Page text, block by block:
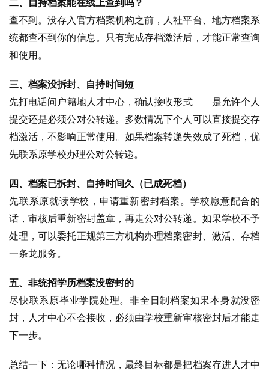
二、自持档案能在线上查到吗？
查不到。没存入官方档案机构之前，人社平台、地方档案系
统都查不到你的信息。只有完成存档激活后，才能正常查询
和使用。
三、档案没拆封、自持时间短
先打电话问户籍地人才中心，确认接收形式——是允许个人
提交还是必须公对公转递。多数情况下个人可以直接提交存
档激活，不影响正常使用。如果档案转递失效成了死档，优
先联系原学校办理公对公转递。
四、档案已拆封、自持时间久（已成死档）
先联系原就读学校，申请重新密封档案。学校愿意配合的
话，审核后重新密封盖章，再走公对公转递。如果学校不予
处理，可以委托正规第三方机构办理档案密封、激活、存档
一条龙服务。
五、非统招学历档案没密封的
尽快联系原毕业学院处理。非全日制档案如果本身就没密
封，人才中心不会接收，必须由学校重新审核密封后才能走
下一步。
总结一下：无论哪种情况，最终目标都是把档案存进人才中